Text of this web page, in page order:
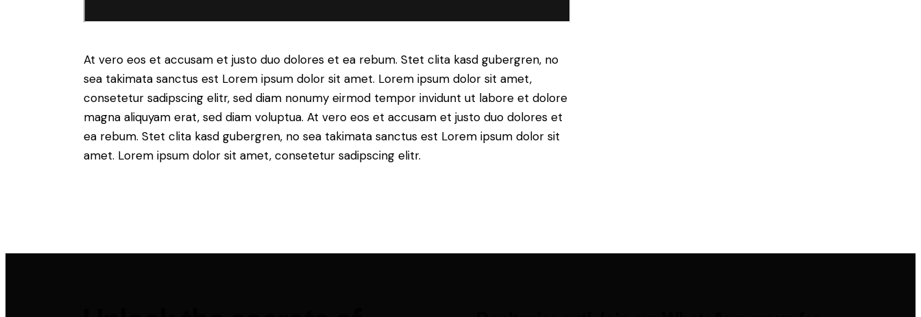
At vero eos et accusam et justo duo dolores et ea rebum. Stet clita kasd gubergren, no
sea takimata sanctus est Lorem ipsum dolor sit amet. Lorem ipsum dolor sit amet,
consetetur sadipscing elitr, sed diam nonumy eirmod tempor invidunt ut labore et dolore
magna aliquyam erat, sed diam voluptua. At vero eos et accusam et justo duo dolores et
ea rebum. Stet clita kasd gubergren, no sea takimata sanctus est Lorem ipsum dolor sit
amet. Lorem ipsum dolor sit amet, consetetur sadipscing elitr.